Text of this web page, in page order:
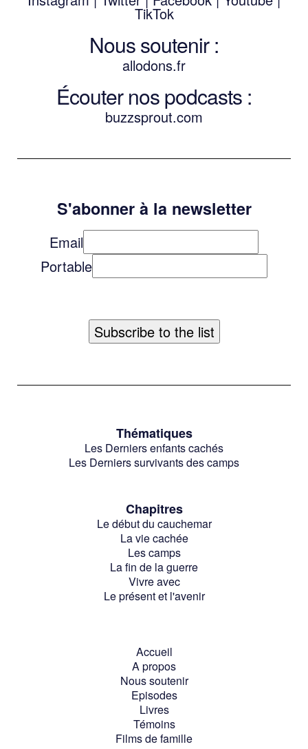
TikTok
Nous soutenir :
allodons.fr
Écouter nos podcasts :
buzzsprout.com
S'abonner à la newsletter
Email
Portable
Thématiques
Les Derniers enfants cachés
Les Derniers survivants des camps
Chapitres
Le début du cauchemar
La vie cachée
Les camps
La fin de la guerre
Vivre avec
Le présent et l'avenir
Accueil
A propos
Nous soutenir
Episodes
Livres
Témoins
Films de famille